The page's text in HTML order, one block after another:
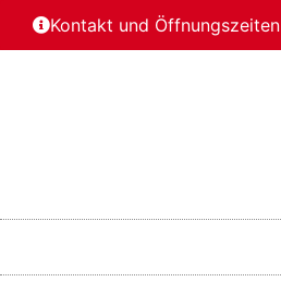
Kontakt und Öffnungszeiten